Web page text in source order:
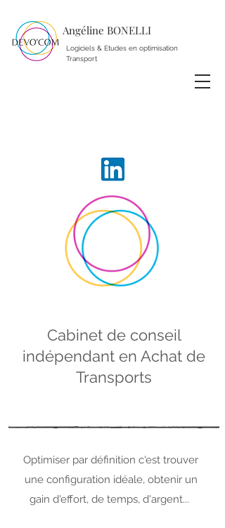
Logiciels & Etudes en optimisation
Transport
Angéline BONELLI
Cabinet de conseil
indépendant en Achat de
Transports
Optimiser par définition c'est trouver
une configuration idéale, obtenir un
gain d'effort, de temps, d'argent...